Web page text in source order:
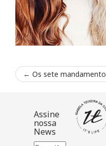
← Os sete
Assine
nossa
News